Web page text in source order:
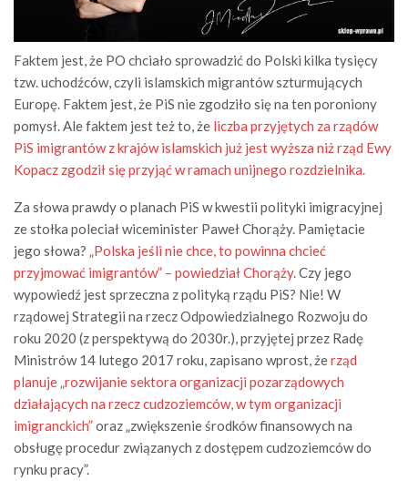
Faktem jest, że PO chciało sprowadzić do Polski kilka tysięcy
tzw. uchodźców, czyli islamskich migrantów szturmujących
Europę. Faktem jest, że PiS nie zgodziło się na ten poroniony
pomysł. Ale faktem jest też to, że liczba przyjętych za rządów
PiS imigrantów z krajów islamskich już jest wyższa niż rząd Ewy
Kopacz zgodził się przyjąć w ramach unijnego rozdzielnika.
Za słowa prawdy o planach PiS w kwestii polityki imigracyjnej
ze stołka poleciał wiceminister Paweł Chorąży. Pamiętacie
jego słowa? „Polska jeśli nie chce, to powinna chcieć
przyjmować imigrantów” – powiedział Chorąży.Czy jego
wypowiedź jest sprzeczna z polityką rządu PiS? Nie! W
rządowej Strategii na rzecz Odpowiedzialnego Rozwoju do
roku 2020 (z perspektywą do 2030r.), przyjętej przez Radę
Ministrów 14 lutego 2017 roku, zapisano wprost, żerząd
planuje „rozwijanie sektora organizacji pozarządowych
działających na rzecz cudzoziemców, w tym organizacji
imigranckich”oraz „zwiększenie środków finansowych na
obsługę procedur związanych z dostępem cudzoziemców do
rynku pracy”.